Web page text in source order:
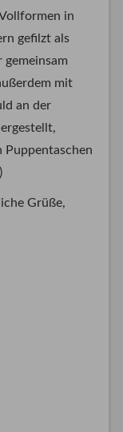
in
gefilzt als
mit
an der
Puppentaschen
Grüße,